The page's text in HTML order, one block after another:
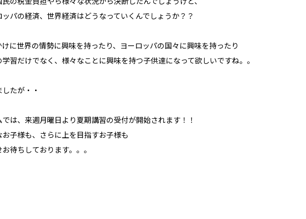
パの経済、世界経済はどうなっていくんでしょうか？？
けに世界の情勢に興味を持ったり、ヨーロッパの国々に興味を持ったり
習だけでなく、様々なことに興味を持つ子供達になって欲しいですね。。
たが・・
は、来週月曜日より夏期講習の受付が開始されます！！
子様も、さらに上を目指すお子様も
待ちしております。。。